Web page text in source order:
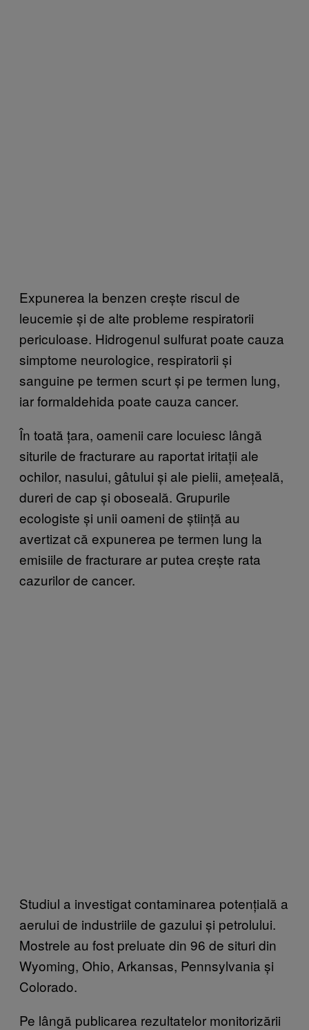
Expunerea la benzen crește riscul de
leucemie și de alte probleme respiratorii
periculoase. Hidrogenul sulfurat poate cauza
simptome neurologice, respiratorii și
sanguine pe termen scurt și pe termen lung,
iar formaldehida poate cauza cancer.
În toată țara, oamenii care locuiesc lângă
siturile de fracturare au raportat iritații ale
ochilor, nasului, gâtului și ale pielii, amețeală,
dureri de cap și oboseală. Grupurile
ecologiste și unii oameni de știință au
avertizat că expunerea pe termen lung la
emisiile de fracturare ar putea crește rata
cazurilor de cancer.
Studiul a investigat contaminarea potențială a
aerului de industriile de gazului și petrolului.
Mostrele au fost preluate din 96 de situri din
Wyoming, Ohio, Arkansas, Pennsylvania și
Colorado.
Pe lângă publicarea rezultatelor monitorizării